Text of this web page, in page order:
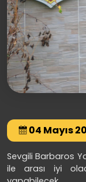
04 Mayıs
Sevgili Barbaros
ile arası iyi